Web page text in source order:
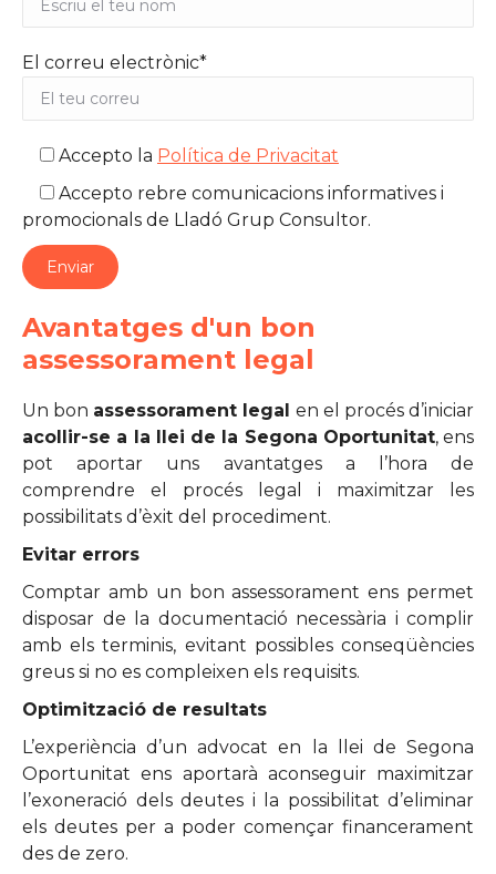
El correu electrònic*
Accepto la Política de Privacitat
Accepto rebre comunicacions informatives i
promocionals de Lladó Grup Consultor.
Avantatges d'un bon
assessorament legal
Un bon assessorament legal en el procés d’iniciar
acollir-se a la llei de la Segona Oportunitat, ens
pot aportar uns avantatges a l’hora de
comprendre el procés legal i maximitzar les
possibilitats d’èxit del procediment.
Evitar errors
Comptar amb un bon assessorament ens permet
disposar de la documentació necessària i complir
amb els terminis, evitant possibles conseqüències
greus si no es compleixen els requisits.
Optimització de resultats
L’experiència d’un advocat en la llei de Segona
Oportunitat ens aportarà aconseguir maximitzar
l’exoneració dels deutes i la possibilitat d’eliminar
els deutes per a poder començar financerament
des de zero.